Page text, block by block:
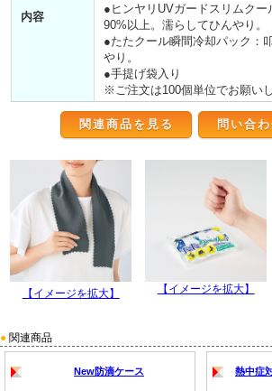
内容
●ヒンヤリUVガードスリムク
90%以上。濡らしてひんやり。
●たたクール瞬間冷却パック：
やり。
●手提げ袋入り
※ご注文は100個単位でお願いし
関連商品を見る
【イメージを拡大】 【イメージを拡大】
● 関連商品
New防滴ケース 熱中症